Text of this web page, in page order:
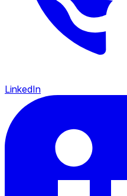
LinkedIn